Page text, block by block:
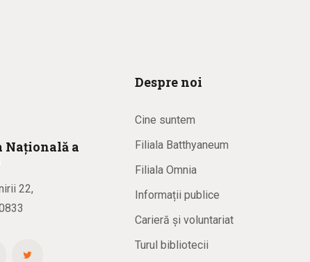
Națională a
22,
Despre noi
Cine suntem
Filiala Batthyaneum
Filiala Omnia
Informații publice
Carieră și voluntariat
Turul bibliotecii